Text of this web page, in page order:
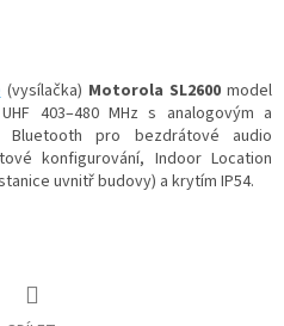
(vysílačka) Motorola SL2600model
403–480 MHz s analogovým a
Bluetooth pro bezdrátové audio
konfigurování, Indoor Location
uvnitř budovy) a krytím IP54.